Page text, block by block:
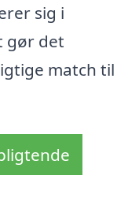
sig i
gør det
match til